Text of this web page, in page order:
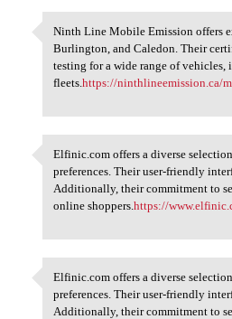
Ninth Line Mobile Emission
Ninth Line Mobile Emission offers
Burlington, and Caledon. Their
testing for a wide range of
fleets.https://ninthlineemission.ca/
Elfinic.com offers a diverse
Elfinic.com offers a diverse
preferences. Their user-friendly
Additionally, their commitment to
online shoppers.https://
Elfinic.com offers a diverse
Elfinic.com offers a diverse
preferences. Their user-friendly
Additionally, their commitment to